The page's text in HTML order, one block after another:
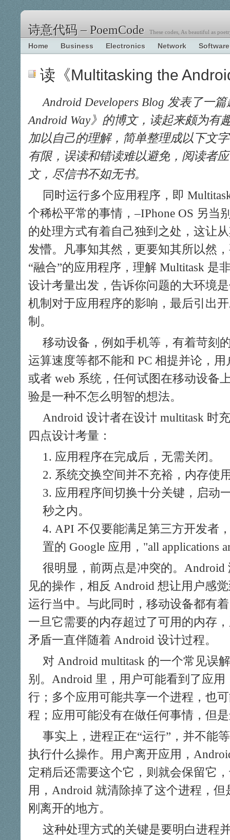
诗意代码 – PoemCode These codes, As beautiful as
Home Business Electronics Network Software
读《Multitasking the
Android Developers Blog 发表了一
Android Way》的博文，读起来颇为有
加以自己的理解，简单整理成以下文
有限，误读和错读难以避免，阅读者
文，尽信书不如无书。
同时运行多个应用程序，即
个稀松平常的事情，–IPhone OS 另当
的处理方式有着自己独到之处，这让
发懵。凡事知其然，更要知其所以然
“融合”的应用程序，理解 Multitask 是
设计考量出发，告诉你问题的大环境
机制对于应用程序的影响，最后引出
制。
移动设备，例如手机等，有着苛刻
运算速度等都不能和 PC 相提并论，
或者 web 系统，任何试图在移动设备
验是一种不怎么明智的想法。
Android 设计者在设计 multitask 时
四点设计考量：
应用程序在完成后，无需关闭。
系统交换空间并不充裕，内存使
应用程序间切换十分关键，启动
秒之内。
API 不仅要能满足第三方开发者
置的 Google 应用，
all applications
很明显，前两点是冲突的。Android
见的操作，相反 Android 想让用户感
运行当中。与此同时，移动设备都有
一旦它需要的内存超过了可用的内存
矛盾一直伴随着 Android 设计过程。
对 Android multitask 的一个常见误
别。Android 里，用户可能看到了应
行；多个应用可能共享一个进程，也
程；应用可能没有在做任何事情，但
事实上，进程正在“运行”，并不能
执行什么操作。用户离开应用，
定稍后还需要这个它，则就会保留它
用，Android 就清除掉了这个进程，
刚离开的地方。
这种处理方式的关键是要明白进程